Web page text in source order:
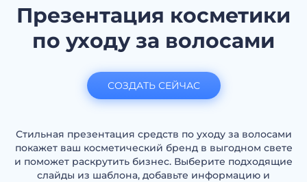
Презентация косметики
по уходу за волосами
Стильная презентация средств по уходу за волосами
покажет ваш косметический бренд в выгодном свете
и поможет раскрутить бизнес. Выберите подходящие
слайды из шаблона, добавьте информацию и
СОЗДАТЬ СЕЙЧАС